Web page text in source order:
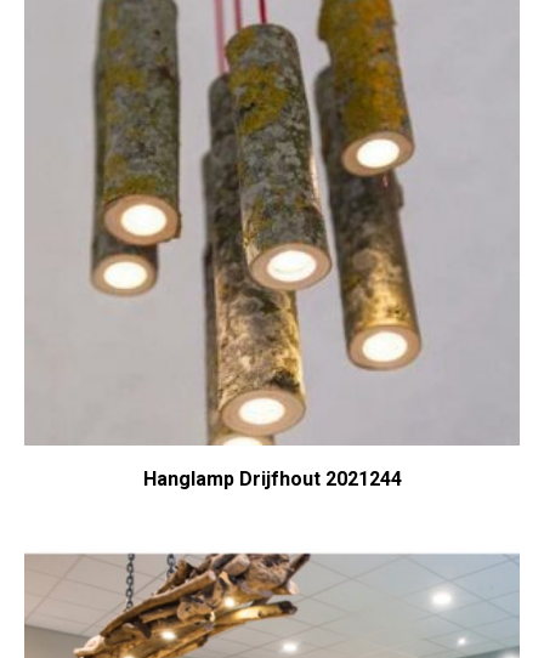
Hanglamp Drijfhout 2021244